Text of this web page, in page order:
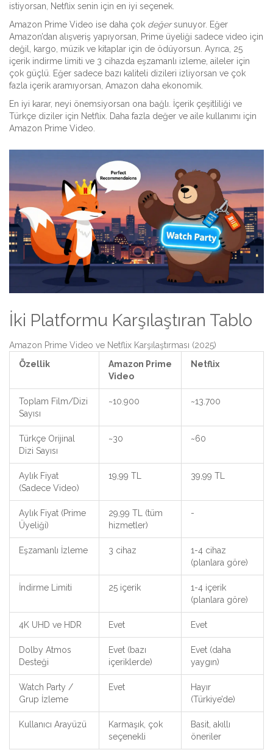
istiyorsan, Netflix senin için en iyi seçenek.
Amazon Prime Video ise daha çok değersunuyor. Eğer
Amazon’dan alışveriş yapıyorsan, Prime üyeliği sadece video için
değil, kargo, müzik ve kitaplar için de ödüyorsun. Ayrıca, 25
içerik indirme limiti ve 3 cihazda eşzamanlı izleme, aileler için
çok güçlü. Eğer sadece bazı kaliteli dizileri izliyorsan ve çok
fazla içerik aramıyorsan, Amazon daha ekonomik.
En iyi karar, neyi önemsiyorsan ona bağlı. İçerik çeşitliliği ve
Türkçe diziler için Netflix. Daha fazla değer ve aile kullanımı için
Amazon Prime Video.
İki Platformu Karşılaştıran Tablo
Amazon Prime Video ve Netflix Karşılaştırması (2025)
Özellik
Amazon Prime
Video
Netflix
Toplam Film/Dizi
Sayısı
~10.900 ~13.700
Türkçe Orijinal
Dizi Sayısı
~30 ~60
Aylık Fiyat
(Sadece Video)
19,99 TL 39,99 TL
Aylık Fiyat (Prime
Üyeliği)
29,99 TL (tüm
hizmetler)
-
Eşzamanlı İzleme 3 cihaz
1-4 cihaz
(planlara göre)
İndirme Limiti 25 içerik
1-4 içerik
(planlara göre)
4K UHD ve HDR Evet Evet
Dolby Atmos
Desteği
Evet (bazı
içeriklerde)
Evet (daha
yaygın)
Watch Party /
Grup İzleme
Evet
Hayır
(Türkiye’de)
Kullanıcı Arayüzü
Karmaşık, çok
seçenekli
Basit, akıllı
öneriler